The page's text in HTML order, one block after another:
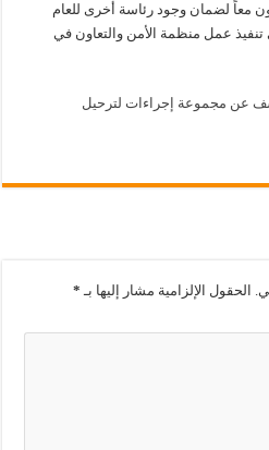
معاً لضمان وجود رئاسة أخرى للعام
عمل منظمة الأمن والتعاون في
عن مجموعة إجراءات لترحيل
الحقول الإلزامية مشار إليها بـ *